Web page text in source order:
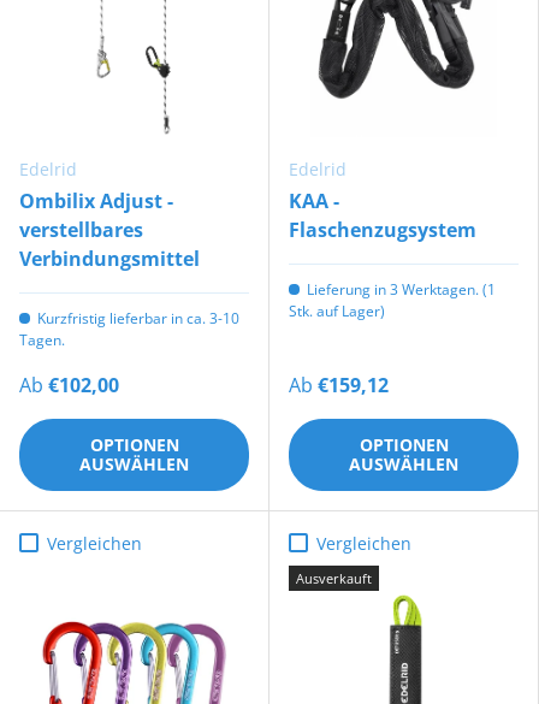
Edelrid
Ombilix Adjust -
verstellbares
Verbindungsmittel
Kurzfristig lieferbar in ca. 3-10
Tagen.
Ab €102,00
OPTIONEN
AUSWÄHLEN
Edelrid
KAA -
Flaschenzugsystem
Lieferung in 3 Werktagen. (1
Stk. auf Lager)
Ab €159,12
OPTIONEN
AUSWÄHLEN
Vergleichen Vergleichen
Ausverkauft